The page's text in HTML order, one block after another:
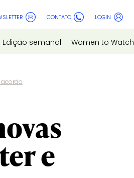
CONTATO LOGIN
Edição semanal Women to Watch
e